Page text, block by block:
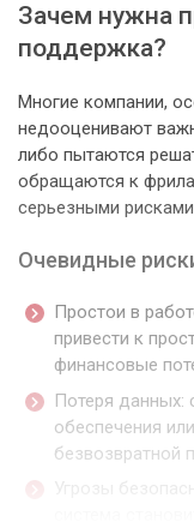
Зачем нужна
поддержка?
Многие компании,
недооценивают
либо пытаются
обращаются к
серьезными
Очевидные
Простои в
привести к
финансовые
Потеря данных:
обеспечения
безвозвратной